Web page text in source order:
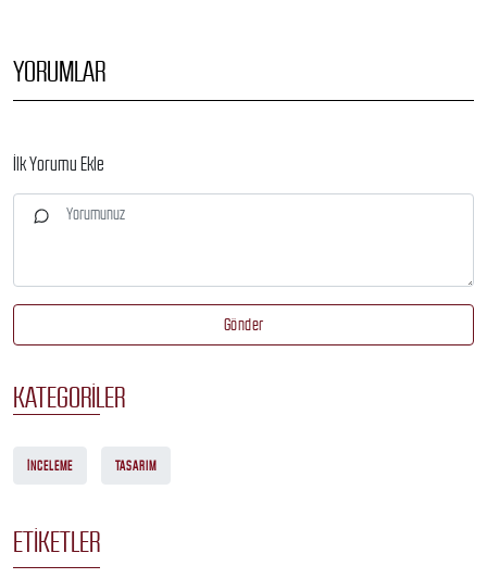
YORUMLAR
İlk Yorumu Ekle
Gönder
KATEGORILER
İNCELEME TASARIM
ETIKETLER